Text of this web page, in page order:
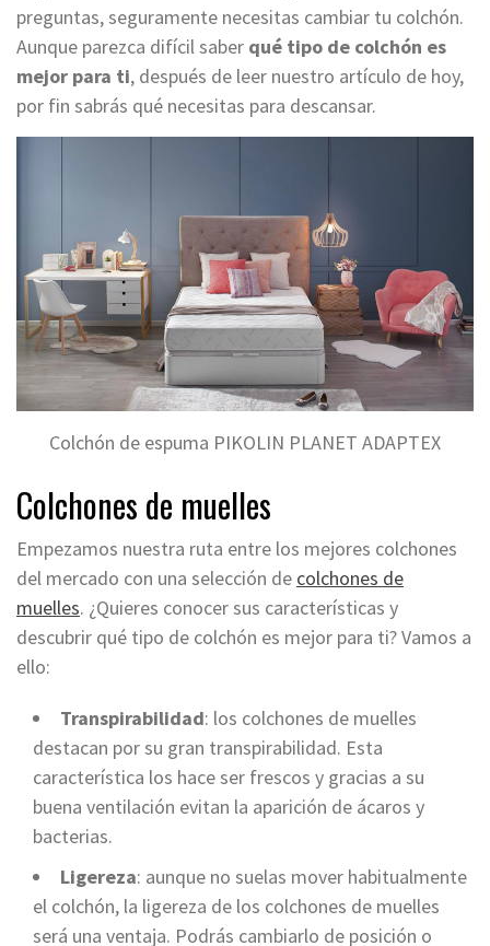
preguntas, seguramente necesitas cambiar tu colchón.
Aunque parezca difícil saber qué tipo de colchón es
mejor para ti, después de leer nuestro artículo de hoy,
por fin sabrás qué necesitas para descansar.
Colchón de espuma PIKOLIN PLANET ADAPTEX
Colchones de muelles
Empezamos nuestra ruta entre los mejores colchones
del mercado con una selección de colchones de
muelles. ¿Quieres conocer sus características y
descubrir qué tipo de colchón es mejor para ti?Vamos a
ello:
Transpirabilidad: los colchones de muelles
destacan por su gran transpirabilidad. Esta
característica los hace ser frescos y gracias a su
buena ventilación evitan la aparición de ácaros y
bacterias.
Ligereza: aunque no suelas mover habitualmente
el colchón, la ligereza de los colchones de muelles
será una ventaja. Podrás cambiarlo de posición o